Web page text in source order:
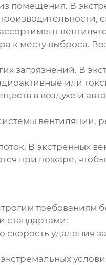
помещения. В
к месту выброса.
загрязнений. В
или
в воздухе и
вентиляции,
В экстренных
при пожаре,
требованиям
стандартами:
удаления